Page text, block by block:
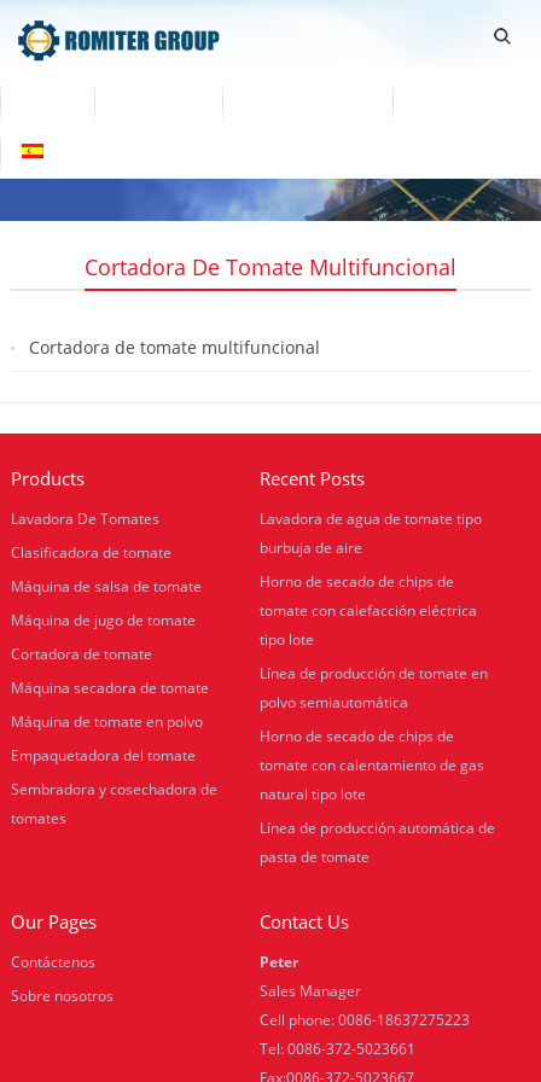
Cortadora De Tomate Multifuncional
Cortadora de tomate multifuncional
Products
Lavadora De Tomates
Clasificadora de tomate
Máquina de salsa de tomate
Máquina de jugo de tomate
Cortadora de tomate
Máquina secadora de tomate
Máquina de tomate en polvo
Empaquetadora del tomate
Sembradora y cosechadora de
tomates
Recent Posts
Lavadora de agua de tomate tipo
burbuja de aire
Horno de secado de chips de
tomate con calefacción eléctrica
tipo lote
Línea de producción de tomate en
polvo semiautomática
Horno de secado de chips de
tomate con calentamiento de gas
natural tipo lote
Línea de producción automática de
pasta de tomate
Our Pages
Contáctenos
Sobre nosotros
Contact Us
Peter
Sales Manager
Cell phone: 0086-18637275223
Tel: 0086-372-5023661